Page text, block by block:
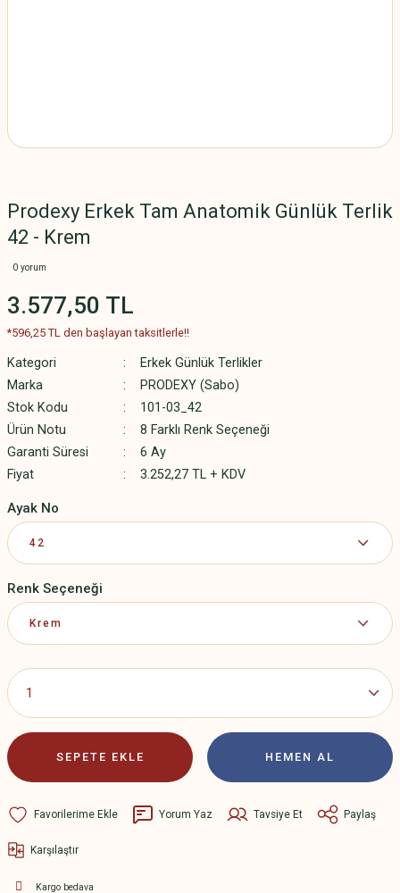
Prodexy Erkek Tam Anatomik Günlük Terlik
42 - Krem
0 yorum
3.577,50 TL
*596,25 TL den başlayan taksitlerle!!
Kategori
Erkek Günlük Terlikler
Marka
PRODEXY (Sabo)
Stok Kodu
101-03_42
Ürün Notu
8 Farklı Renk Seçeneği
Garanti Süresi
6 Ay
Fiyat
3.252,27 TL + KDV
Ayak No
Renk Seçeneği
SEPETE EKLE HEMEN AL
Yorum Yaz Tavsiye Et Paylaş
Karşılaştır
Kargo bedava